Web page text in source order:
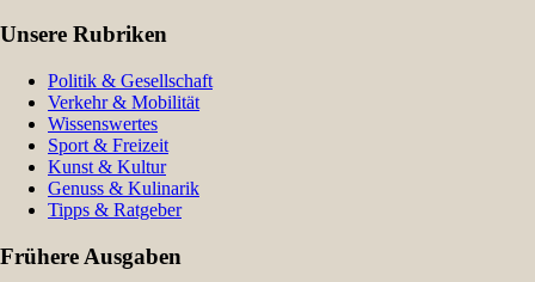
Unsere Rubriken
Politik & Gesellschaft
Verkehr & Mobilität
Wissenswertes
Sport & Freizeit
Kunst & Kultur
Genuss & Kulinarik
Tipps & Ratgeber
Frühere Ausgaben